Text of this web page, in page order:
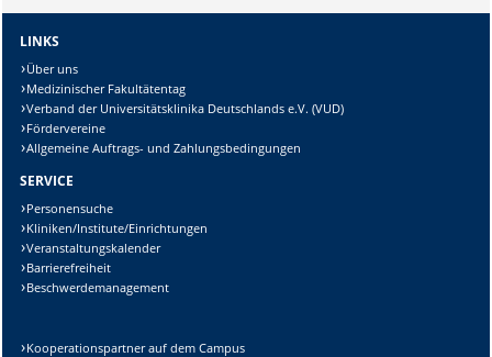
LINKS
Über uns
Medizinischer Fakultätentag
Verband der Universitätsklinika Deutschlands e.V. (VUD)
Fördervereine
Allgemeine Auftrags- und Zahlungsbedingungen
SERVICE
Personensuche
Kliniken/Institute/Einrichtungen
Veranstaltungskalender
Barrierefreiheit
Beschwerdemanagement
Kooperationspartner auf dem Campus